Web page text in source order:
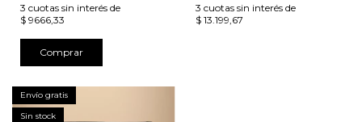
3 cuotas sin interés de
$ 9666,33
Comprar
3 cuotas sin interés de
$ 13.199,67
Envío gratis
Sin stock